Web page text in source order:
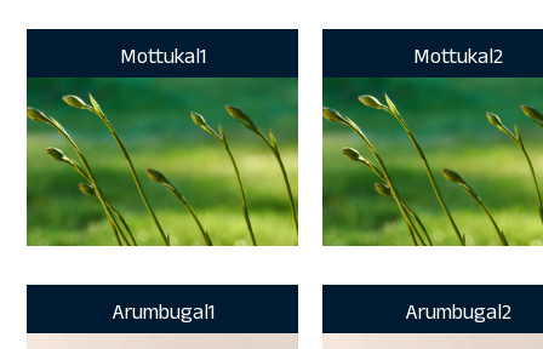
Mottukal1 Mottukal2
Arumbugal1 Arumbugal2